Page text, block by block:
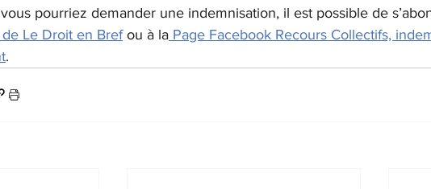
pourriez demander une indemnisation, il est possible de
Le Droit en Bref ou à la Page Facebook Recours Collectifs,
.